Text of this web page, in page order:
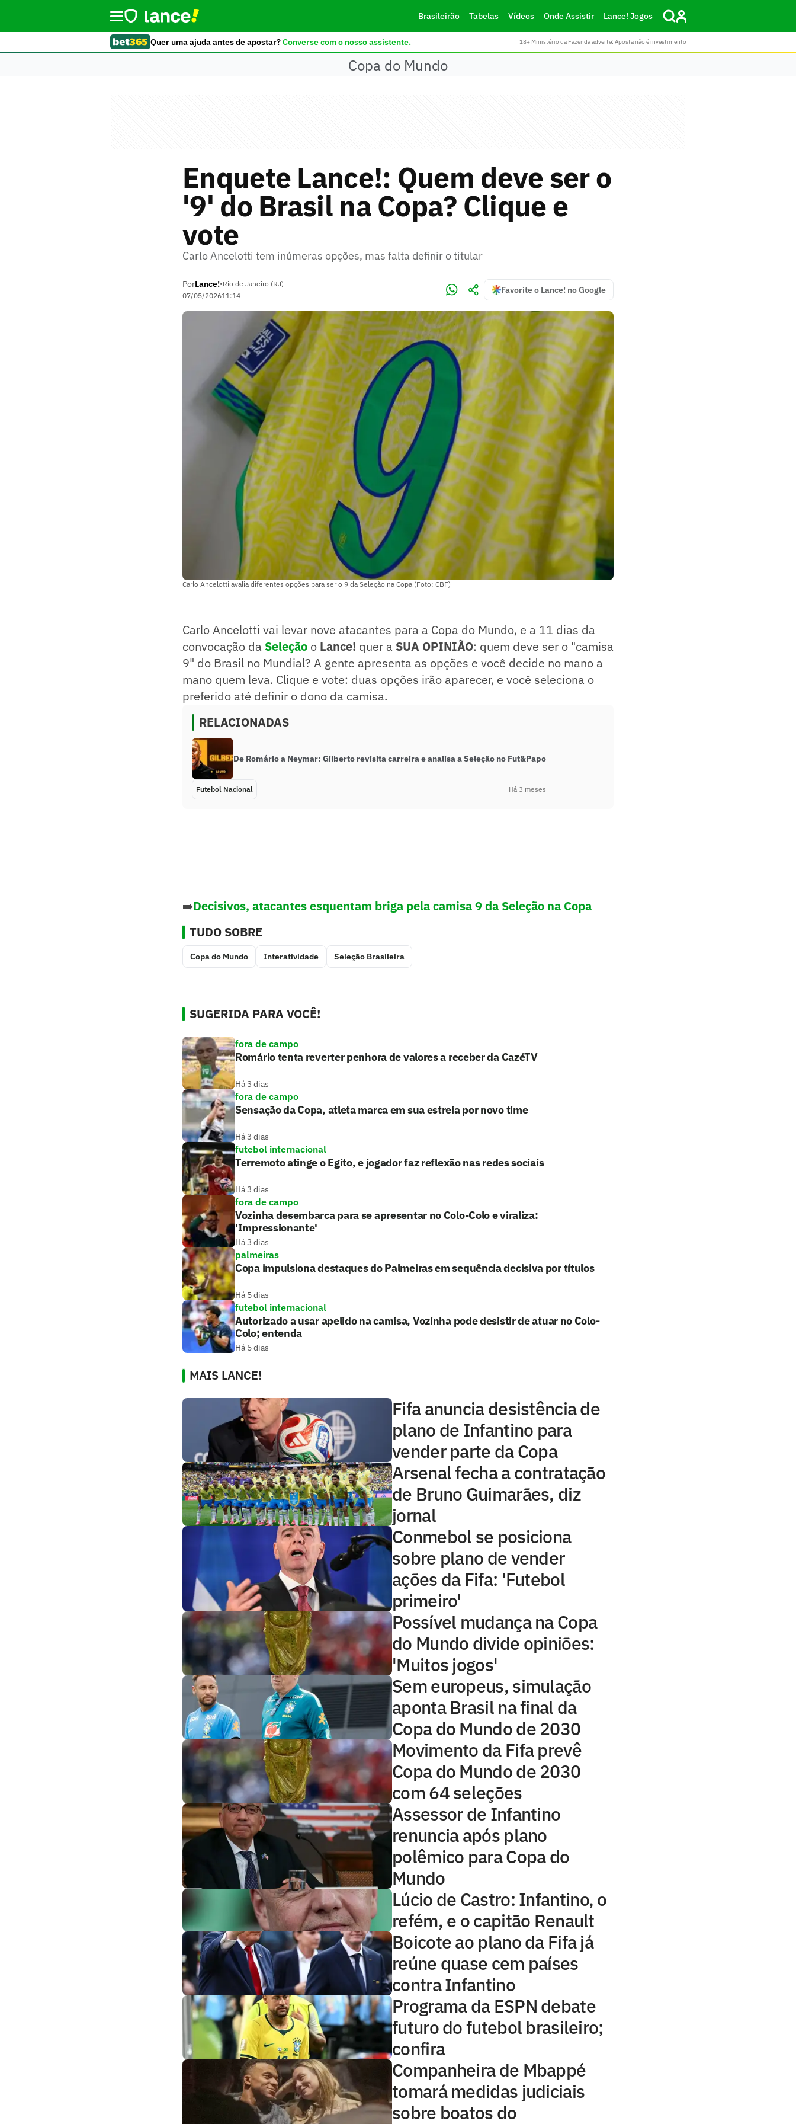
Brasileirão Tabelas Vídeos Onde Assistir Lance! Jogos
Quer uma ajuda antes de apostar?Converse com o nosso assistente. 18+ Ministério da Fazenda adverte: Aposta não é investimento
Copa do Mundo
Enquete Lance!: Quem deve ser o
'9' do Brasil na Copa? Clique e
vote
Carlo Ancelotti tem inúmeras opções, mas falta definir o titular
PorLance!•Rio de Janeiro (RJ)
07/05/202611:14
Favorite o Lance! no Google
Carlo Ancelotti avalia diferentes opções para ser o 9 da Seleção na Copa (Foto: CBF)
Carlo Ancelotti vai levar nove atacantes para a Copa do Mundo, e a 11 dias da
convocação da Seleção o Lance! quer a SUA OPINIÃO: quem deve ser o "camisa
9" do Brasil no Mundial? A gente apresenta as opções e você decide no mano a
mano quem leva. Clique e vote: duas opções irão aparecer, e você seleciona o
preferido até definir o dono da camisa.
RELACIONADAS
De Romário a Neymar: Gilberto revisita carreira e analisa a Seleção no Fut&Papo
Futebol Nacional Há 3 meses
➡️Decisivos, atacantes esquentam briga pela camisa 9 da Seleção na Copa
TUDO SOBRE
Copa do Mundo Interatividade Seleção Brasileira
SUGERIDA PARA VOCÊ!
fora de campo
Romário tenta reverter penhora de valores a receber da CazéTV
Há 3 dias
fora de campo
Sensação da Copa, atleta marca em sua estreia por novo time
Há 3 dias
futebol internacional
Terremoto atinge o Egito, e jogador faz reflexão nas redes sociais
Há 3 dias
fora de campo
Vozinha desembarca para se apresentar no Colo-Colo e viraliza:
'Impressionante'
Há 3 dias
palmeiras
Copa impulsiona destaques do Palmeiras em sequência decisiva por títulos
Há 5 dias
futebol internacional
Autorizado a usar apelido na camisa, Vozinha pode desistir de atuar no Colo-
Colo; entenda
Há 5 dias
MAIS LANCE!
Fifa anuncia desistência de
plano de Infantino para
vender parte da Copa
Arsenal fecha a contratação
de Bruno Guimarães, diz
jornal
Conmebol se posiciona
sobre plano de vender
ações da Fifa: 'Futebol
primeiro'
Possível mudança na Copa
do Mundo divide opiniões:
'Muitos jogos'
Sem europeus, simulação
aponta Brasil na final da
Copa do Mundo de 2030
Movimento da Fifa prevê
Copa do Mundo de 2030
com 64 seleções
Assessor de Infantino
renuncia após plano
polêmico para Copa do
Mundo
Lúcio de Castro: Infantino, o
refém, e o capitão Renault
Boicote ao plano da Fifa já
reúne quase cem países
contra Infantino
Programa da ESPN debate
futuro do futebol brasileiro;
confira
Companheira de Mbappé
tomará medidas judiciais
sobre boatos do